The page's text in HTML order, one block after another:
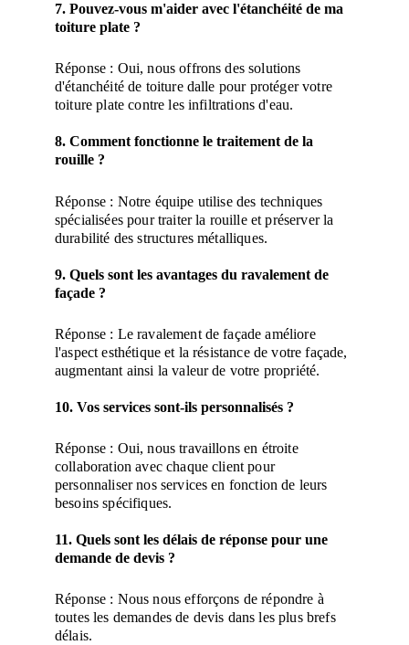
7. Pouvez-vous m'aider avec l'étanchéité de ma
toiture plate ?
Réponse : Oui, nous offrons des solutions
d'étanchéité de toiture dalle pour protéger votre
toiture plate contre les infiltrations d'eau.
8. Comment fonctionne le traitement de la
rouille ?
Réponse : Notre équipe utilise des techniques
spécialisées pour traiter la rouille et préserver la
durabilité des structures métalliques.
9. Quels sont les avantages du ravalement de
façade ?
Réponse : Le ravalement de façade améliore
l'aspect esthétique et la résistance de votre façade,
augmentant ainsi la valeur de votre propriété.
10. Vos services sont-ils personnalisés ?
Réponse : Oui, nous travaillons en étroite
collaboration avec chaque client pour
personnaliser nos services en fonction de leurs
besoins spécifiques.
11. Quels sont les délais de réponse pour une
demande de devis ?
Réponse : Nous nous efforçons de répondre à
toutes les demandes de devis dans les plus brefs
délais.